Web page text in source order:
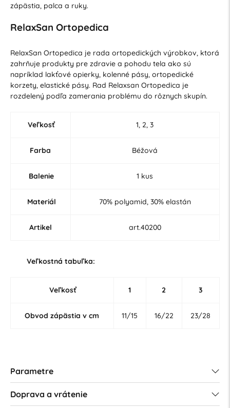
zápästia, palca a ruky.
RelaxSan Ortopedica
RelaxSan Ortopedica je rada ortopedických výrobkov, ktorá
zahrňuje produkty pre zdravie a pohodu tela ako sú
napríklad lakťové opierky, kolenné pásy, ortopedické
korzety, elastické pásy. Rad Relaxsan Ortopedica je
rozdelený podľa zamerania problému do rôznych skupín.
Veľkosť 1, 2, 3
Farba Béžová
Balenie 1 kus
Materiál 70% polyamid, 30% elastán
Artikel art.40200
Veľkostná tabuľka:
Veľkosť 1 2 3
Obvod zápästia v cm 11/15 16/22 23/28
Parametre
Doprava a vrátenie